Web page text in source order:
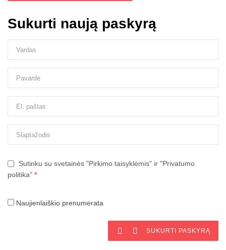
Sukurti naują paskyrą
Sutinku su svetainės "Pirkimo taisyklėmis" ir "Privatumo
politika" *
Naujienlaiškio prenumerata
  SUKURTI PASKYRĄ